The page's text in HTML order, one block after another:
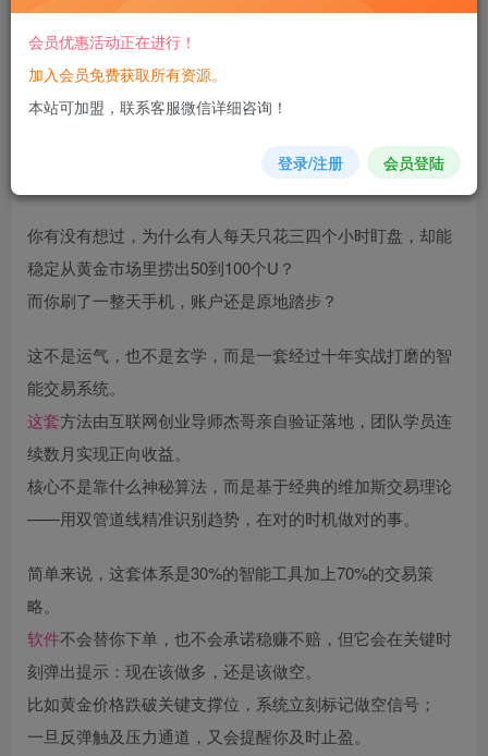
您当前未登录！建议登陆后购买，可保存购买订单
你有没有想过，为什么有人每天只花三四个小时盯盘，却能
稳定从黄金市场里捞出50到100个U？
而你刷了一整天手机，账户还是原地踏步？
这不是运气，也不是玄学，而是一套经过十年实战打磨的智
能交易系统。
这套方法由互联网创业导师杰哥亲自验证落地，团队学员连
续数月实现正向收益。
核心不是靠什么神秘算法，而是基于经典的维加斯交易理论
——用双管道线精准识别趋势，在对的时机做对的事。
简单来说，这套体系是30%的智能工具加上70%的交易策
略。
软件不会替你下单，也不会承诺稳赚不赔，但它会在关键时
刻弹出提示：现在该做多，还是该做空。
比如黄金价格跌破关键支撑位，系统立刻标记做空信号；
一旦反弹触及压力通道，又会提醒你及时止盈。
会员优惠活动正在进行！
加入会员免费获取所有资源。
本站可加盟，联系客服微信详细咨询！
登录/注册 会员登陆